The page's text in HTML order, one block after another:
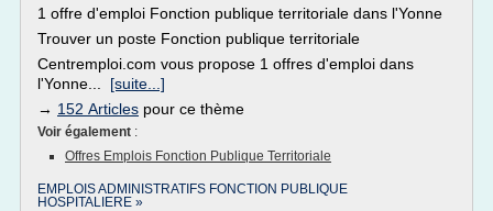
1 offre d'emploi Fonction publique territoriale dans l'Yonne
Trouver un poste Fonction publique territoriale
Centremploi.com vous propose 1 offres d'emploi dans
l'Yonne... [suite...]
→ 152 Articles pour ce thème
Voir également :
Offres Emplois Fonction Publique Territoriale
EMPLOIS ADMINISTRATIFS FONCTION PUBLIQUE
HOSPITALIERE »